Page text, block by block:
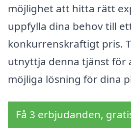
möjlighet att hitta rätt
uppfylla dina behov till
konkurrenskraftigt pris.
utnyttja denna tjänst för
möjliga lösning för dina
Få 3 erbjudanden,